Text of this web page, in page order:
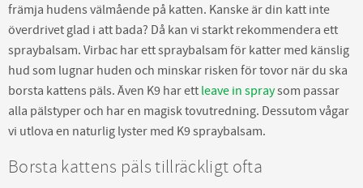
främja hudens välmående på katten. Kanske är din katt inte
överdrivet glad i att bada? Då kan vi starkt rekommendera ett
spraybalsam. Virbac har ett spraybalsam för katter med känslig
hud som lugnar huden och minskar risken för tovor när du ska
borsta kattens päls. Även K9 har ett leave in spraysom passar
alla pälstyper och har en magisk tovutredning. Dessutom vågar
vi utlova en naturlig lyster med K9 spraybalsam.
Borsta kattens päls tillräckligt ofta